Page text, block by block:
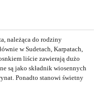
należąca do rodziny
w Sudetach, Karpatach,
liście zawierają dużo
są jako składnik wiosennych
Ponadto stanowi świetny